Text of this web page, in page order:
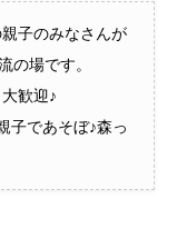
子のみなさんが
の場です。
歓迎♪
子であそぼ♪森っ